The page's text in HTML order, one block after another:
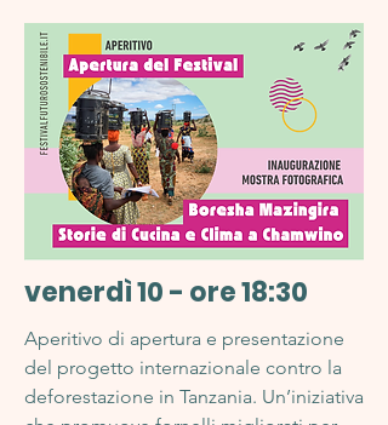
venerdì 10 - ore 18:30
Aperitivo di apertura e presentazione
del progetto internazionale contro la
deforestazione in Tanzania. Un’iniziativa